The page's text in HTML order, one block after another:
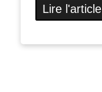
Lire l'article